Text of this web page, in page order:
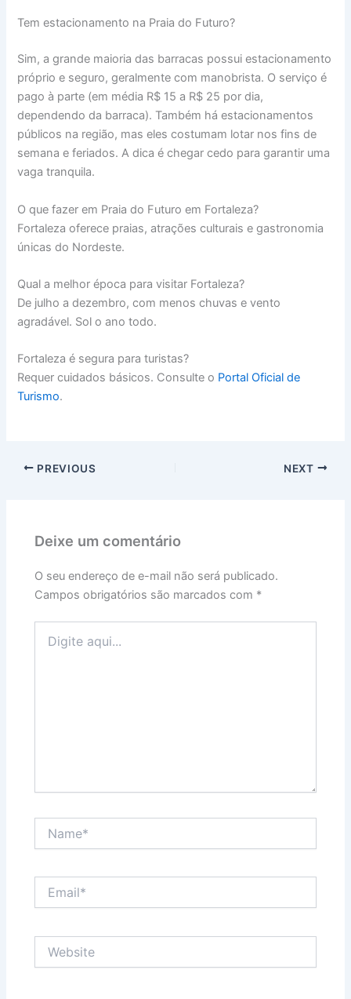
Tem estacionamento na Praia do Futuro?
Sim, a grande maioria das barracas possui estacionamento
próprio e seguro, geralmente com manobrista. O serviço é
pago à parte (em média R$ 15 a R$ 25 por dia,
dependendo da barraca). Também há estacionamentos
públicos na região, mas eles costumam lotar nos fins de
semana e feriados. A dica é chegar cedo para garantir uma
vaga tranquila.
O que fazer em Praia do Futuro em Fortaleza?
Fortaleza oferece praias, atrações culturais e gastronomia
únicas do Nordeste.
Qual a melhor época para visitar Fortaleza?
De julho a dezembro, com menos chuvas e vento
agradável. Sol o ano todo.
Fortaleza é segura para turistas?
Requer cuidados básicos. Consulte o Portal Oficial de
Turismo.
PREVIOUS NEXT
Deixe um comentário
O seu endereço de e-mail não será publicado.
Campos obrigatórios são marcados com *
aqui...